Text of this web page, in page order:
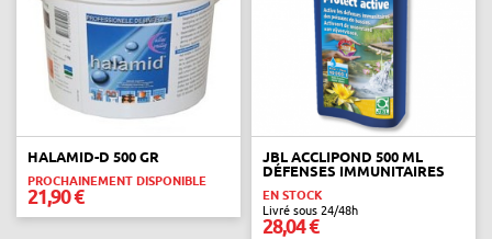
HALAMID-D 500 GR
PROCHAINEMENT DISPONIBLE
21,90 €
JBL ACCLIPOND 500 ML
DÉFENSES IMMUNITAIRES
EN STOCK
Livré sous 24/48h
28,04 €